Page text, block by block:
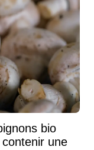
bio
une